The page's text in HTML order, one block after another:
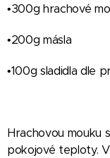
•300g hrachové
•200g másla
•100g sladidla dle
Hrachovou mouku
pokojové teploty.